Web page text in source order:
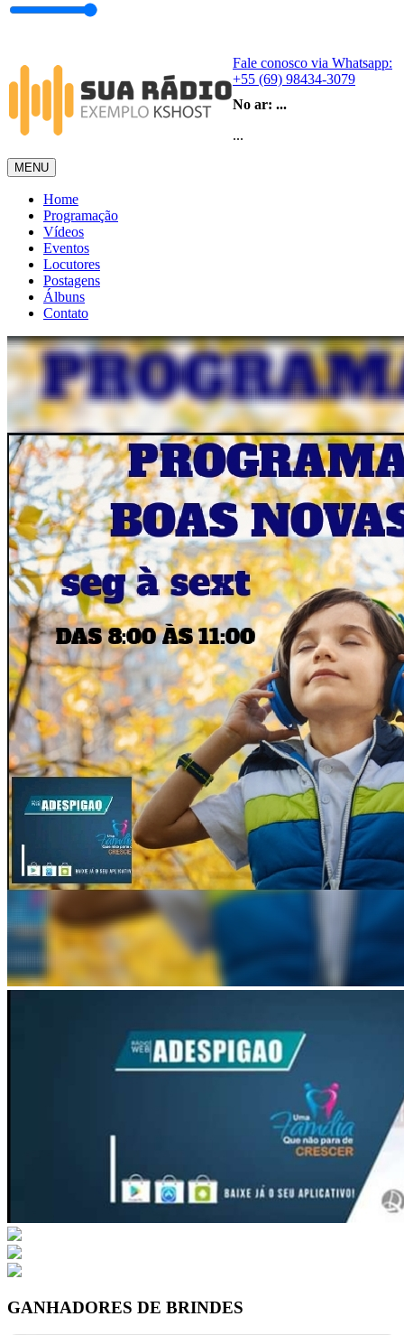
Fale conosco via Whatsapp:
+55 (69) 98434-3079
No ar: ...
...
MENU
Home
Programação
Vídeos
Eventos
Locutores
Postagens
Álbuns
Contato
GANHADORES DE BRINDES